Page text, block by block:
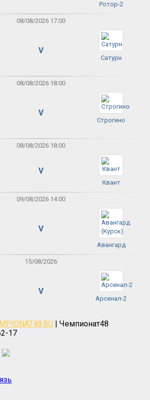
Ротор-2
08/08/2026 17:00
V
Сатурн
08/08/2026 18:00
V
Строгино
08/08/2026 18:00
V
Квант
09/08/2026 14:00
V
Авангард
15/08/2026
V
Арсенал-2
| Чемпионат48
17